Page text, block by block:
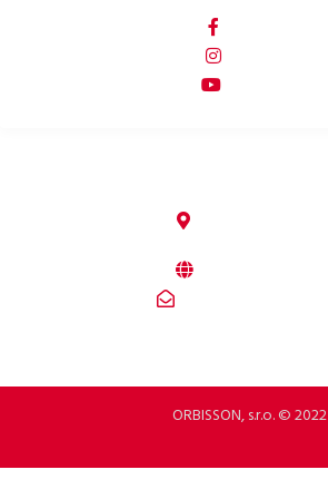
ORBISSON, s.r.o. © 2022